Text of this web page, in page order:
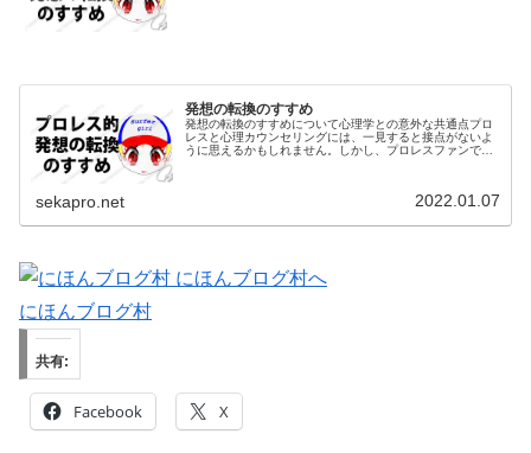
発想の転換のすすめ
発想の転換のすすめについて心理学との意外な共通点プロ
レスと心理カウンセリングには、一見すると接点がないよ
うに思えるかもしれません。しかし、プロレスファンであ
sekapro.net 2022.01.07
にほんブログ村
共有:
Facebook X